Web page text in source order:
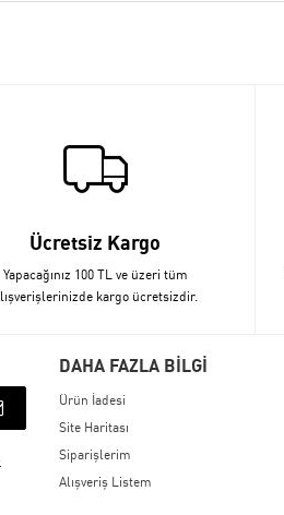
Ücretsiz Kargo
Yapacağınız 100 TL ve üzeri tüm
kargo ücretsizdir.
DAHA FAZLA BİLGİ
Ürün İadesi
Site Haritası
Siparişlerim
Alışveriş Listem